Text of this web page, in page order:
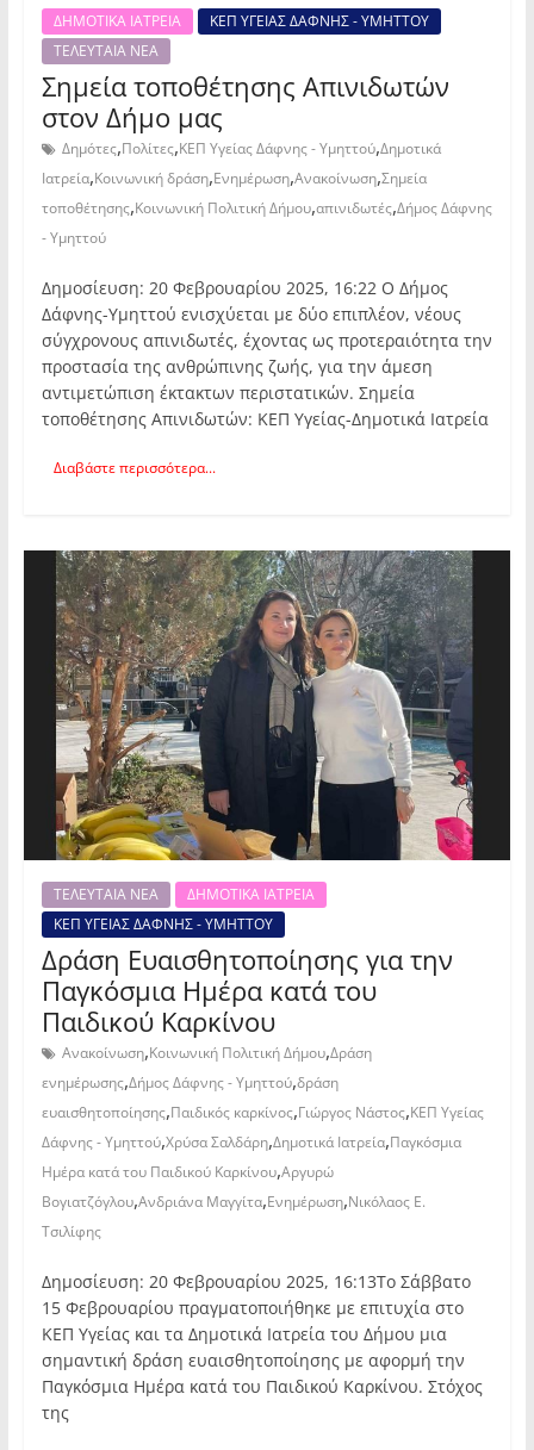
ΔΗΜΟΤΙΚΑ ΙΑΤΡΕΙΑ
ΚΕΠ ΥΓΕΙΑΣ ΔΑΦΝΗΣ - ΥΜΗΤΤΟΥ
ΤΕΛΕΥΤΑΙΑ ΝΕΑ
Σημεία τοποθέτησης Απινιδωτών
στον Δήμο μας
Δημότες,Πολίτες,ΚΕΠ Υγείας Δάφνης - Υμηττού,Δημοτικά
Ιατρεία,Κοινωνική δράση,Ενημέρωση,Ανακοίνωση,Σημεία
τοποθέτησης,Κοινωνική Πολιτική Δήμου,απινιδωτές,Δήμος Δάφνης
- Υμηττού
Δημοσίευση: 20 Φεβρουαρίου 2025, 16:22 Ο Δήμος
Δάφνης-Υμηττού ενισχύεται με δύο επιπλέον, νέους
σύγχρονους απινιδωτές, έχοντας ως προτεραιότητα την
προστασία της ανθρώπινης ζωής, για την άμεση
αντιμετώπιση έκτακτων περιστατικών. Σημεία
τοποθέτησης Απινιδωτών: ΚΕΠ Υγείας-Δημοτικά Ιατρεία
Διαβάστε περισσότερα...
ΤΕΛΕΥΤΑΙΑ ΝΕΑ
ΔΗΜΟΤΙΚΑ ΙΑΤΡΕΙΑ
ΚΕΠ ΥΓΕΙΑΣ ΔΑΦΝΗΣ - ΥΜΗΤΤΟΥ
Δράση Ευαισθητοποίησης για την
Παγκόσμια Ημέρα κατά του
Παιδικού Καρκίνου
Ανακοίνωση,Κοινωνική Πολιτική Δήμου,Δράση
ενημέρωσης,Δήμος Δάφνης - Υμηττού,δράση
ευαισθητοποίησης,Παιδικός καρκίνος,Γιώργος Νάστος,ΚΕΠ Υγείας
Δάφνης - Υμηττού,Χρύσα Σαλδάρη,Δημοτικά Ιατρεία,Παγκόσμια
Ημέρα κατά του Παιδικού Καρκίνου,Αργυρώ
Βογιατζόγλου,Ανδριάνα Μαγγίτα,Ενημέρωση,Νικόλαος Ε.
Τσιλίφης
Δημοσίευση: 20 Φεβρουαρίου 2025, 16:13Το Σάββατο
15 Φεβρουαρίου πραγματοποιήθηκε με επιτυχία στο
ΚΕΠ Υγείας και τα Δημοτικά Ιατρεία του Δήμου μια
σημαντική δράση ευαισθητοποίησης με αφορμή την
Παγκόσμια Ημέρα κατά του Παιδικού Καρκίνου. Στόχος
της